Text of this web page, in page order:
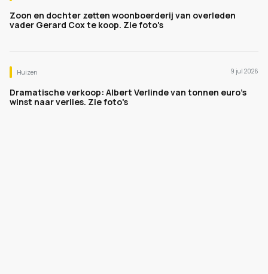
Zoon en dochter zetten woonboerderij van overleden
vader Gerard Cox te koop. Zie foto's
Huizen 9 jul 2026
Dramatische verkoop: Albert Verlinde van tonnen euro's
winst naar verlies. Zie foto's